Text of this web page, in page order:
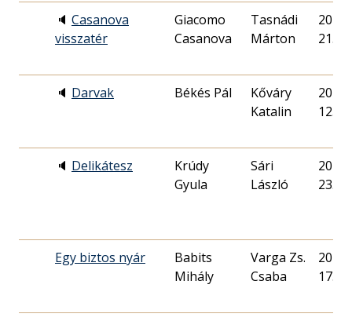
🔈 Casanova
visszatér
Giacomo
Casanova
Tasnádi
Márton
2015.
21.
🔈 Darvak Békés Pál
Kőváry
Katalin
2017.
12.
🔈 Delikátesz
Krúdy
Gyula
Sári
László
2014.
23.
Egy biztos nyár
Babits
Mihály
Varga Zs.
Csaba
2019.
17.